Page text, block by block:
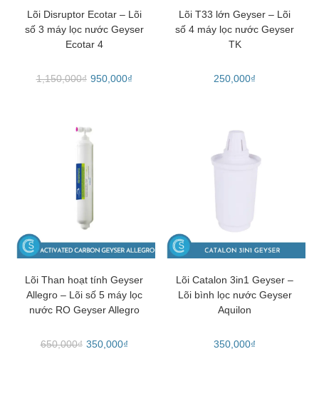
Lõi Disruptor Ecotar – Lõi
số 3 máy lọc nước Geyser
Ecotar 4
1,150,000₫ 950,000₫
Lõi T33 lớn Geyser – Lõi
số 4 máy lọc nước Geyser
TK
250,000₫
Lõi Than hoạt tính Geyser
Allegro – Lõi số 5 máy lọc
nước RO Geyser Allegro
650,000₫ 350,000₫
Lõi Catalon 3in1 Geyser –
Lõi bình lọc nước Geyser
Aquilon
350,000₫